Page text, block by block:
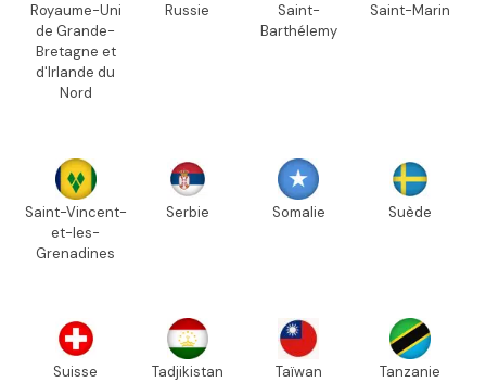
Royaume-Uni
de Grande-
Bretagne et
d'Irlande du
Nord
Russie
Saint-
Barthélemy
Saint-Marin
Saint-Vincent-
et-les-
Grenadines
Serbie Somalie Suède
Suisse Tadjikistan Taïwan Tanzanie